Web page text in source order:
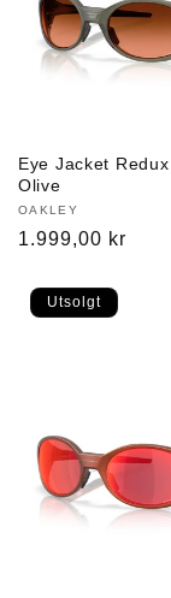
g
Eye Jacket
Olive
Selger:
OAKLEY
Vanlig
1.999,00 kr
Utsolgt